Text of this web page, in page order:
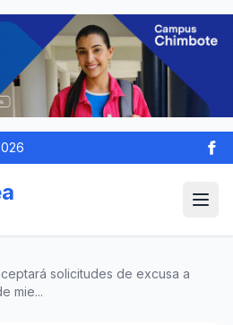
solicitudes de excusa a
mie...